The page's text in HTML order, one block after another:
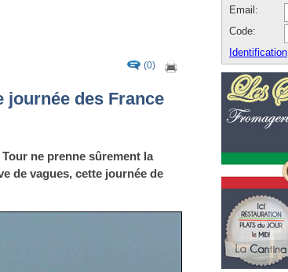
(0)
journée des France
ne prenne sûrement la
de vagues, cette journée de
Email:
Code:
Identification